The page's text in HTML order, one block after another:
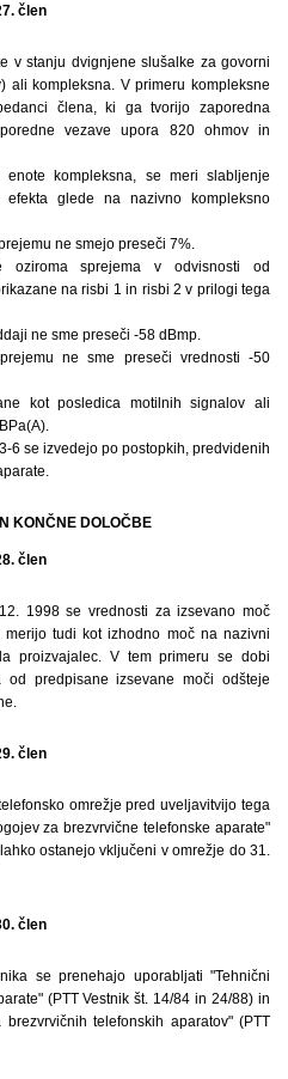
člen
v stanju dvignjene slušalke za govorni
kompleksna. V primeru kompleksne
člena, ki ga tvorijo zaporedna
vezave upora 820 ohmov in
kompleksna, se meri slabljenje
glede na nazivno kompleksno
ne smejo preseči 7%.
oziroma sprejema v odvisnosti od
na risbi 1 in risbi 2 v prilogi tega
ne sme preseči -58 dBmp.
ne sme preseči vrednosti -50
kot posledica motilnih signalov ali
6 se izvedejo po postopkih, predvidenih
KONČNE DOLOČBE
člen
1998 se vrednosti za izsevano moč
tudi kot izhodno moč na nazivni
proizvajalec. V tem primeru se dobi
predpisane izsevane moči odšteje
člen
omrežje pred uveljavitvijo tega
za brezvrvične telefonske aparate"
ostanejo vključeni v omrežje do 31.
člen
se prenehajo uporabljati "Tehnični
(PTT Vestnik št. 14/84 in 24/88) in
telefonskih aparatov" (PTT